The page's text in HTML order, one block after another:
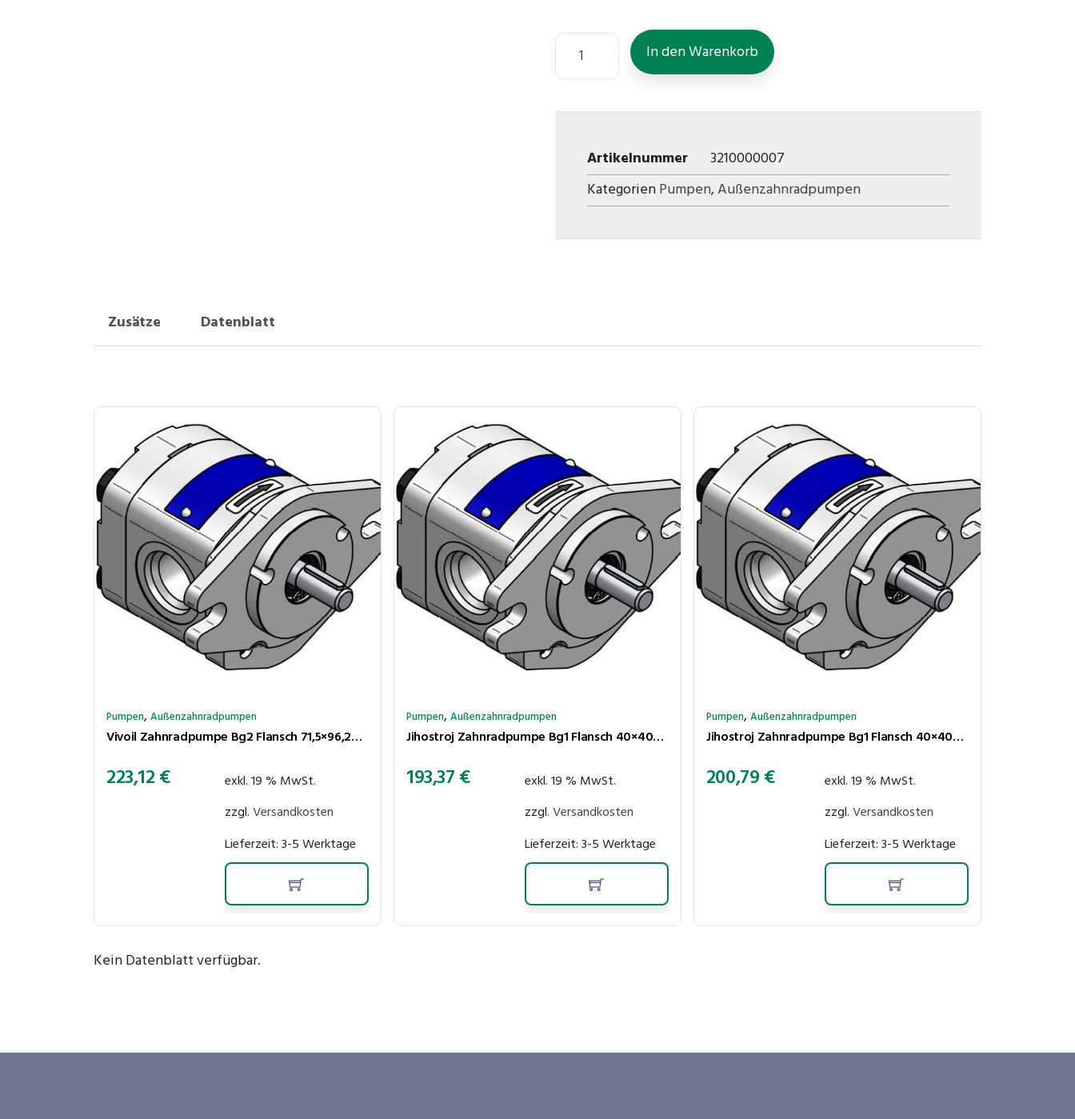
In den Warenkorb
Artikelnummer
3210000007
KategorienPumpen,Außenzahnradpumpen
Zusätze Datenblatt
Pumpen,Außenzahnradpumpen
Vivoil Zahnradpumpe Bg2 Flansch 71,5×96,2ø36,5 Kegel 1:8 6,0cm³/U 250bar rechtsl. Anschlüsse LK30-LK30
223,12€
exkl. 19 % MwSt.
zzgl.Versandkosten
Lieferzeit:3-5 Werktage
Pumpen,Außenzahnradpumpen
Jihostroj Zahnradpumpe Bg1 Flansch 40×40ø32 Kupplungsk 5×4,5 3,6cm³/U 260bar rechtsl Anschl BSP 1/2″-3/8″
193,37€
exkl. 19 % MwSt.
zzgl.Versandkosten
Lieferzeit:3-5 Werktage
Pumpen,Außenzahnradpumpen
Jihostroj Zahnradpumpe Bg1 Flansch 40×40ø32 Kupplungsk 5×4,5 2,5cm³/U 280bar rechtsl Anschl BSP 1/2″-3/8″
200,79€
exkl. 19 % MwSt.
zzgl.Versandkosten
Lieferzeit:3-5 Werktage
Kein Datenblatt verfügbar.